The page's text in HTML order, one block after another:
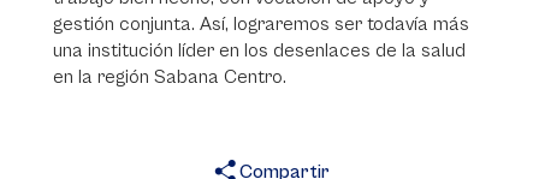
gestión conjunta. Así, lograremos ser todavía más
una institución líder en los desenlaces de la salud
en la región Sabana Centro.
Compartir